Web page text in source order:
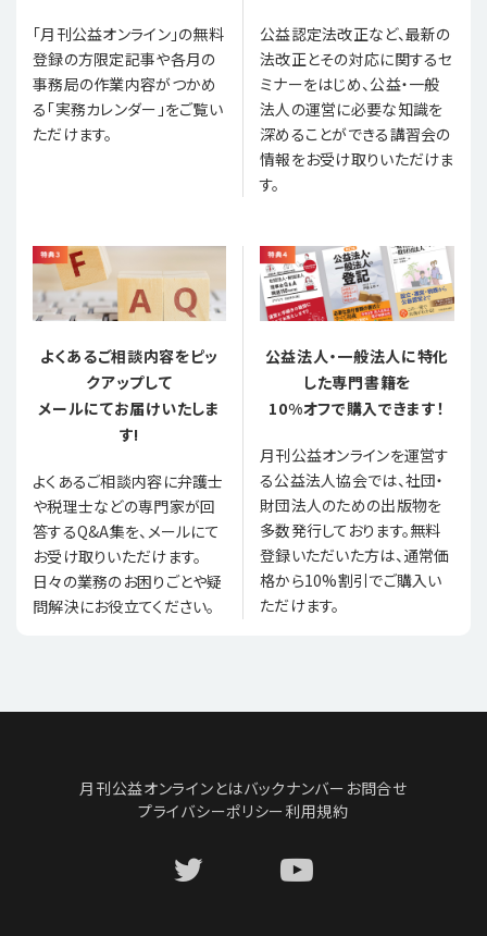
「月刊公益オンライン」の無料
登録の方限定記事や各月の
事務局の作業内容がつかめ
る「実務カレンダー」をご覧い
ただけます。
公益認定法改正など、最新の
法改正とその対応に関するセ
ミナーをはじめ、公益・一般
法人の運営に必要な知識を
深めることができる講習会の
情報をお受け取りいただけま
す。
よくあるご相談内容をピッ
クアップして
メールにてお届けいたしま
す!
よくあるご相談内容に弁護士
や税理士などの専門家が回
答するQ&A集を、メールにて
お受け取りいただけます。
日々の業務のお困りごとや疑
問解決にお役立てください。
公益法人・一般法人に特化
した専門書籍を
10%オフで購入できます！
月刊公益オンラインを運営す
る公益法人協会では、社団・
財団法人のための出版物を
多数発行しております。無料
登録いただいた方は、通常価
格から10%割引でご購入い
ただけます。
月刊公益オンラインとはバックナンバー お問合せ
プライバシーポリシー利用規約